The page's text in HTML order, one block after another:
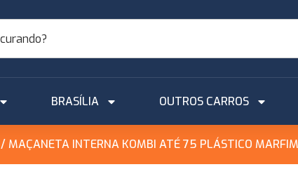
BRASÍLIA OUTROS CARROS
/ MAÇANETA INTERNA KOMBI ATÉ 75 PLÁSTICO MARFIM